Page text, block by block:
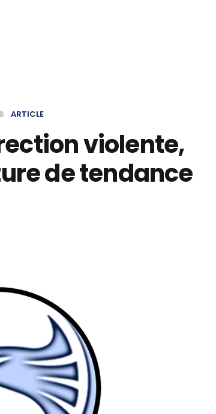
ARTICLE
violente,
de tendance